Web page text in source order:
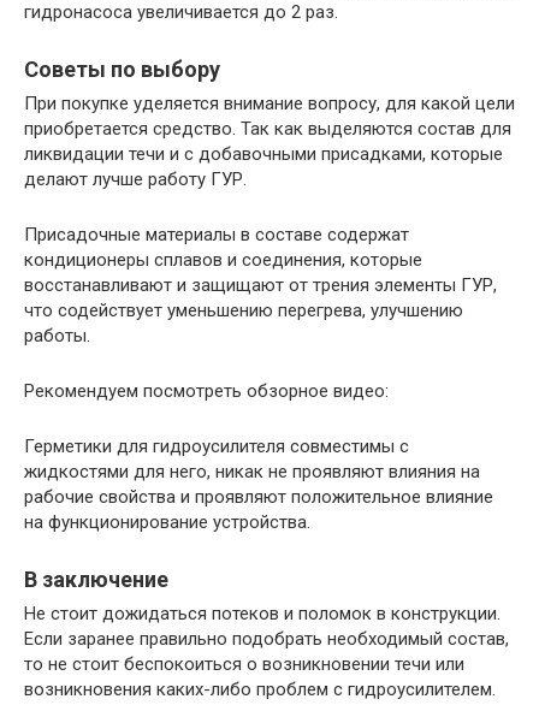
гидронасоса увеличивается до 2 раз.
Советы по выбору
При покупке уделяется внимание вопросу, для какой цели
приобретается средство. Так как выделяются состав для
ликвидации течи и с добавочными присадками, которые
делают лучше работу ГУР.
Присадочные материалы в составе содержат
кондиционеры сплавов и соединения, которые
восстанавливают и защищают от трения элементы ГУР,
что содействует уменьшению перегрева, улучшению
работы.
Рекомендуем посмотреть обзорное видео:
Герметики для гидроусилителя совместимы с
жидкостями для него, никак не проявляют влияния на
рабочие свойства и проявляют положительное влияние
на функционирование устройства.
В заключение
Не стоит дожидаться потеков и поломок в конструкции.
Если заранее правильно подобрать необходимый состав,
то не стоит беспокоиться о возникновении течи или
возникновения каких-либо проблем с гидроусилителем.